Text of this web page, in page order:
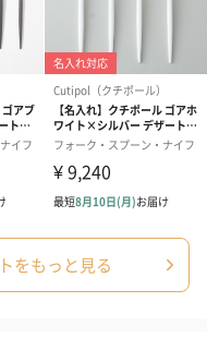
イトグリ
円）
ブーケ（ピン
（1,650円）
ワー
リザーブドフラワーを同
をもっと見る